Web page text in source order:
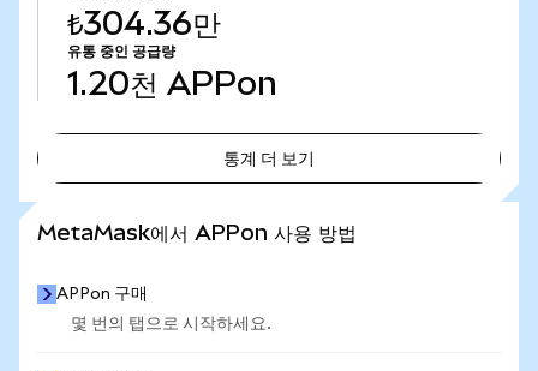
₺304.36만
유통 중인 공급량
1.20천 APPon
통계 더 보기
MetaMask에서 APPon 사용 방법
APPon 구매
몇 번의 탭으로 시작하세요.